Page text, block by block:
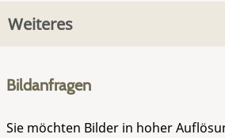
Weiteres
Bildanfragen
Sie möchten Bilder in hoher